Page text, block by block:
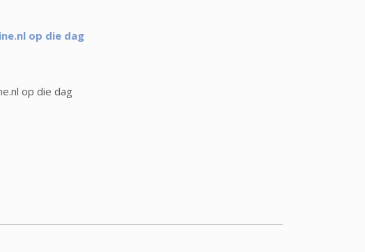
op die dag
op die dag